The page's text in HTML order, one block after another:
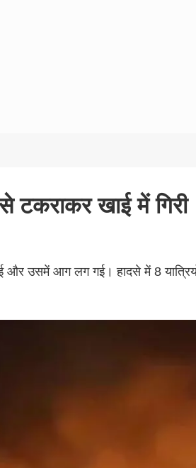
टकराकर खाई में गिरी
और उसमें आग लग गई। हादसे में 8